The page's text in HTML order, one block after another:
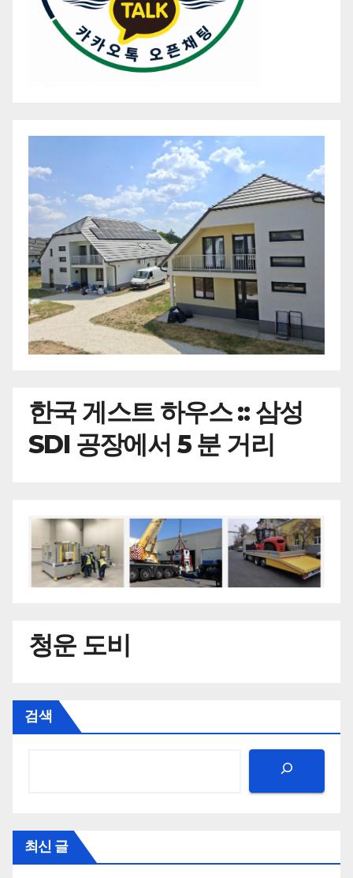
한국 게스트 하우스 :: 삼성
SDI 공장에서 5 분 거리
청운 도비
검색
최신 글